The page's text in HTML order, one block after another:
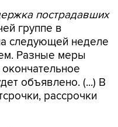
пострадавших
группе в
следующей неделе
Разные меры
объявлено. (...) В
рассрочки